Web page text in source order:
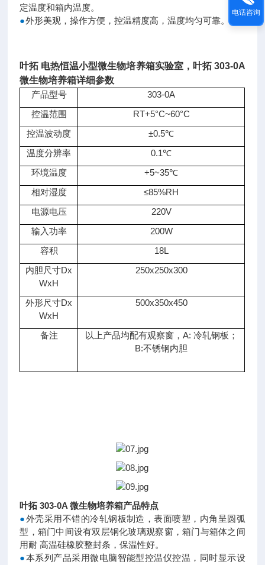
定温度和箱内温度。
●外形美观，操作方便，控温精度高，温度均匀可靠。
叶拓 电热恒温小型微生物培养箱实验室， 叶拓 303-0A
微生物培养箱详细参数
产品型号
303-0A
控温范围
RT+5°C~60°C
控温波动度
±0.5℃
温度分辨率
0.1℃
环境温度
+5~35℃
相对湿度
≤85%RH
电源电压
220V
输入功率
200W
容积
18L
内胆尺寸Dx
WxH
250x250x300
外形尺寸Dx
WxH
500x350x450
备注
以上产品均配有观察窗，A: 冷轧钢板；
B:不锈钢内胆
叶拓 303-0A 微生物培养箱产品特点
●外壳采用不错的冷轧钢板制造，表面喷塑，内角呈圆弧
型，箱门中间设有双层钢化玻璃观察窗，箱门与箱体之间
用耐 高温硅橡胶整封条，保温性好。
●本系列产品采用微电脑智能型控温仪控温，同时显示设
电话咨询